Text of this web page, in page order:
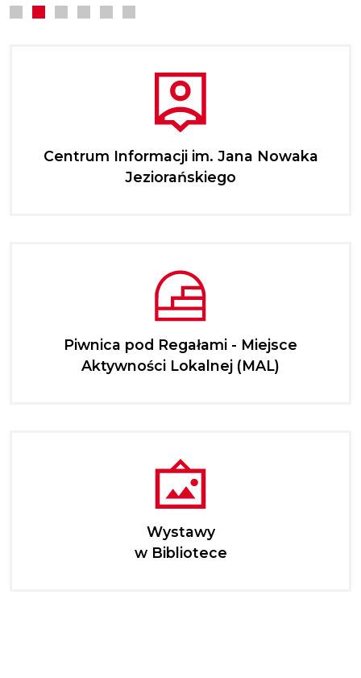
Centrum Informacji im. Jana Nowaka
Jeziorańskiego
Piwnica pod Regałami - Miejsce
Aktywności Lokalnej (MAL)
Wystawy
w Bibliotece